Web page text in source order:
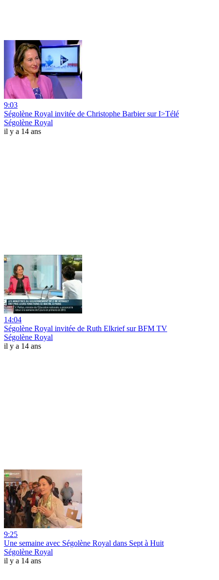
9:03
Ségolène Royal invitée de Christophe Barbier sur I>Télé
Ségolène Royal
il y a 14 ans
14:04
Ségolène Royal invitée de Ruth Elkrief sur BFM TV
Ségolène Royal
il y a 14 ans
9:25
Une semaine avec Ségolène Royal dans Sept à Huit
Ségolène Royal
il y a 14 ans